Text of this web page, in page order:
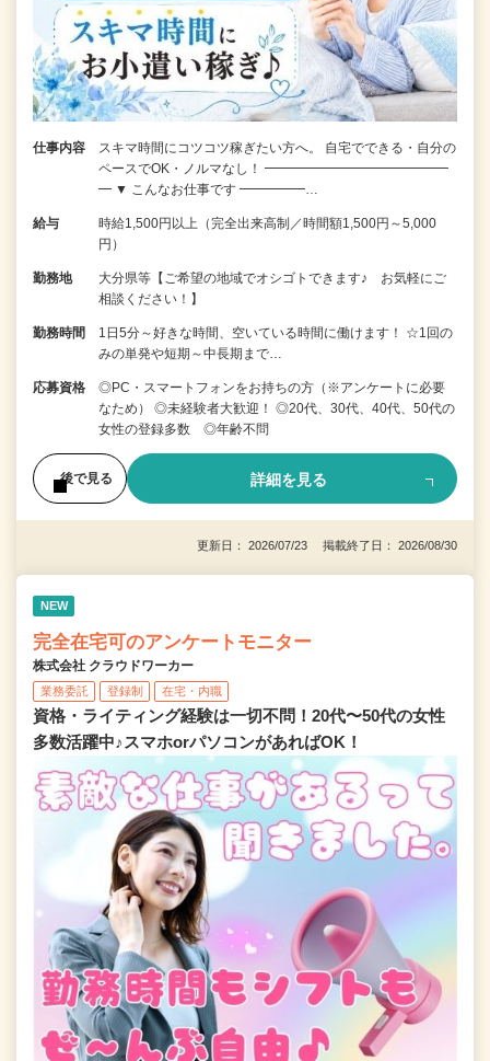
仕事内容
スキマ時間にコツコツ稼ぎたい方へ。 自宅でできる・自分の
ペースでOK・ノルマなし！ ━━━━━━━━━━━━━━
━ ▼ こんなお仕事です ━━━━━…
給与
時給1,500円以上（完全出来高制／時間額1,500円～5,000
円）
勤務地
大分県等【ご希望の地域でオシゴトできます♪ お気軽にご
相談ください！】
勤務時間
1日5分～好きな時間、空いている時間に働けます！ ☆1回の
みの単発や短期～中長期まで…
応募資格
◎PC・スマートフォンをお持ちの方（※アンケートに必要
なため） ◎未経験者大歓迎！ ◎20代、30代、40代、50代の
女性の登録多数 ◎年齢不問
後で見る 詳細を見る
更新日： 2026/07/23 掲載終了日： 2026/08/30
NEW
完全在宅可のアンケートモニター
株式会社 クラウドワーカー
業務委託 登録制 在宅・内職
資格・ライティング経験は一切不問！20代〜50代の女性
多数活躍中♪スマホorパソコンがあればOK！